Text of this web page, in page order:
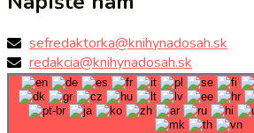
sefredaktorka@knihynadosah.sk
redakcia@knihynadosah.sk